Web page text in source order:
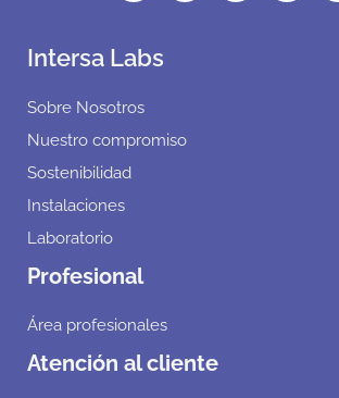
Intersa Labs
Sobre Nosotros
Nuestro compromiso
Sostenibilidad
Instalaciones
Laboratorio
Profesional
Área profesionales
Atención al cliente